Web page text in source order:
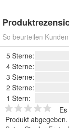
So beurteilen
5 Sterne:
4 Sterne:
3 Sterne:
2 Sterne:
1 Stern:
Produkt abgegeben.